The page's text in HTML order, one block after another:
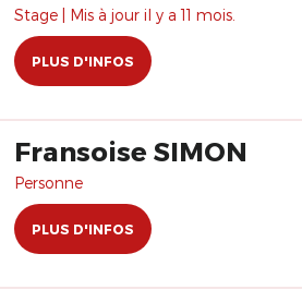
Stage | Mis à jour il y a 11 mois.
PLUS D'INFOS
Fransoise SIMON
Personne
PLUS D'INFOS